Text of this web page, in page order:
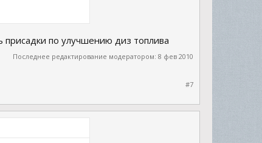
присадки по улучшению диз топлива
Последнее редактирование модератором: 8 фев 2010
#7